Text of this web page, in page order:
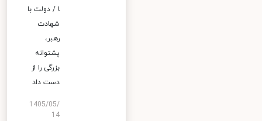
ا / دولت با
شهادت
رهبر،
پشتوانه
بزرگی را از
دست داد
1405/05/
14